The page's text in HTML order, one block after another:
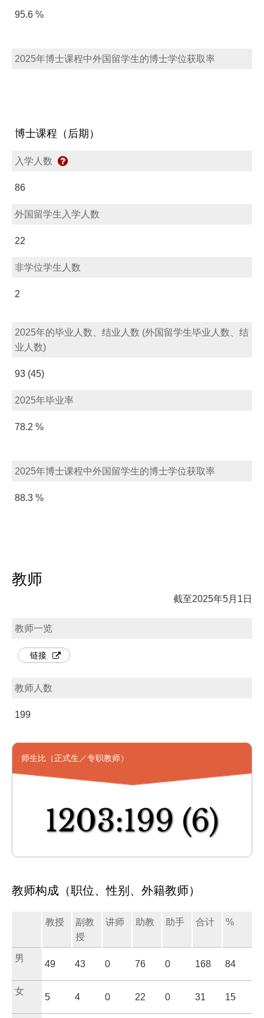
95.6 %
2025年博士课程中外国留学生的博士学位获取率
博士课程（后期）
入学人数
86
外国留学生入学人数
22
非学位学生人数
2
2025年的毕业人数、结业人数 (外国留学生毕业人数、结
业人数)
93 (45)
2025年毕业率
78.2 %
2025年博士课程中外国留学生的博士学位获取率
88.3 %
教师
截至2025年5月1日
教师一览
链接
教师人数
199
师生比（正式生／专职教师）
1203:199 (6)
教师构成（职位、性别、外籍教师）
教授
副教
授
讲师 助教 助手 合计 %
男
49 43 0 76 0 168 84
女
5 4 0 22 0 31 15